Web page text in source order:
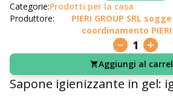
Categorie:Prodotti per la casa
Produttore:
PIERI GROUP SRL
coordinamento PIERI
1
Aggiungi al
Sapone igienizzante in gel: